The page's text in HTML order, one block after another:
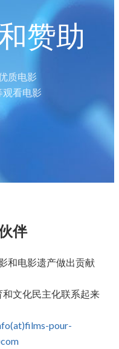
赞助
质电影
看电影
伴
和电影遗产做出贡献
文化民主化联系起来
pour-